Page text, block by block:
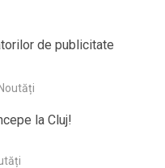
de publicitate
Noutăți
la Cluj!